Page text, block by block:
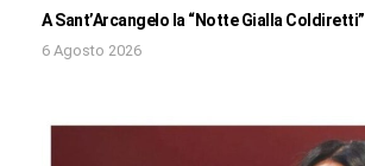
A Sant’Arcangelo la “Notte Gialla Coldiretti”
6 Agosto 2026